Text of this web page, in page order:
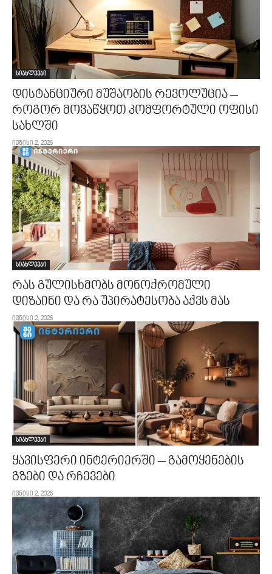
სიახლეები
დისტანციური მუშაობის რევოლუცია –
როგორ მოვაწყოთ კომფორტული ოფისი
სახლში
ივნისი 2, 2026
სიახლეები
რას გულისხმობს მონოქრომული
დიზაინი და რა უპირატესობა აქვს მას
ივნისი 2, 2026
სიახლეები
ყავისფერი ინტერიერში – გამოყენების
გზები და რჩევები
ივნისი 2, 2026